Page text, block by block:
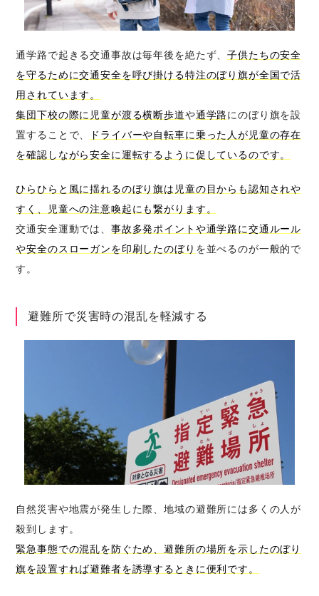
通学路で起きる交通事故は毎年後を絶たず、子供たちの安全
を守るために交通安全を呼び掛ける特注のぼり旗が全国で活
用されています。
集団下校の際に児童が渡る横断歩道や通学路にのぼり旗を設
置することで、
ドライバーや自転車に乗った人が児童の存在
を確認しながら安全に運転するように促しているのです。
ひらひらと風に揺れるのぼり旗は児童の目からも認知されや
すく、児童への注意喚起にも繋がります。
交通安全運動では、 事故多発ポイントや通学路に交通ルール
や安全のスローガンを印刷したのぼり を並べるのが一般的で
す。
避難所で災害時の混乱を軽減する
自然災害や地震が発生した際、地域の避難所には多くの人が
殺到します。
緊急事態での混乱を防ぐため、避難所の場所を示したのぼり
旗を設置すれば避難者を誘導するときに便利です。